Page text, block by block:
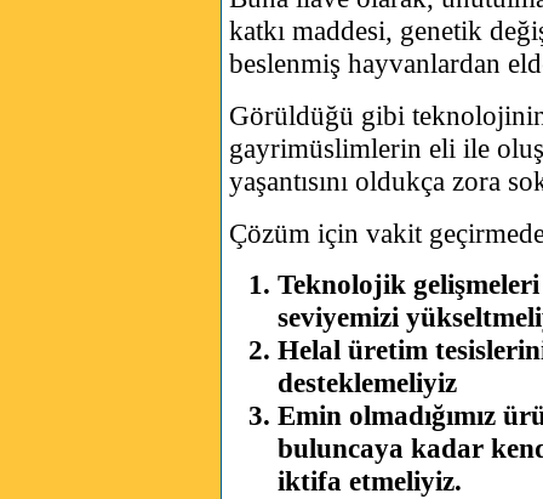
katkı maddesi, genetik
beslenmiş hayvanlardan
Görüldüğü gibi
gayrimüslimlerin eli ile
yaşantısını oldukça zora
Çözüm için vakit
Teknolojik
seviyemizi
Helal üretim
desteklemeliyiz
Emin olmadığımız
buluncaya kadar
iktifa etmeliyiz.